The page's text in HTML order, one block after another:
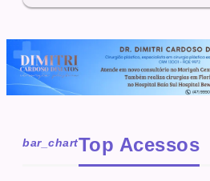
bar_chartTop Acessos